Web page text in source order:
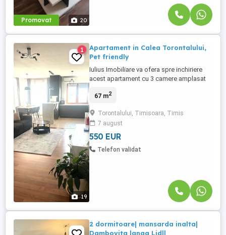
Promovat 20
19
1
Apartament in Calea Torontalului,
Pet friendly
Iulius Imobiliare va ofera spre inchiriere
acest apartament cu 3 camere amplasat
si utilat cu centrala proprie, 2 unitati de aer
cu bucătărie open-space, spații
generoase de depozitare si este situat
într-o zonă excelentă, ...
67 m2
Torontalului, Timisoara, Timis
7 august
550 EUR
Telefon validat
2 dormitoare| mansarda inalta|
Dambovita langa Lidl|